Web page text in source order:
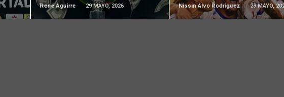
René Aguirre 29 MAYO, 2026 Nissin Alvo Rodríguez 29 MAYO,